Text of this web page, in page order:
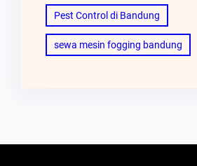
Pest Control di Bandung
sewa mesin fogging bandung